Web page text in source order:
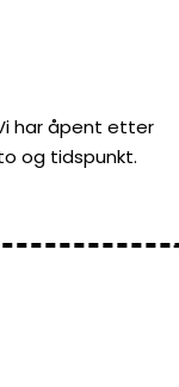
har åpent etter
og tidspunkt.